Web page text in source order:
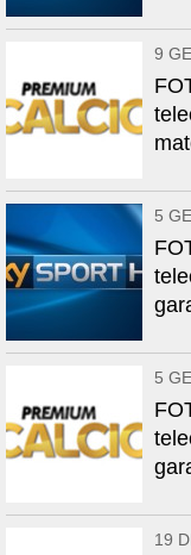
9
5
5
19